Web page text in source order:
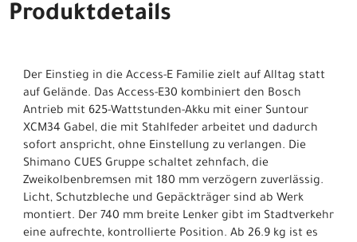
Produktdetails
Der Einstieg in die Access-E Familie zielt auf Alltag statt
auf Gelände. Das Access-E30 kombiniert den Bosch
Antrieb mit 625-Wattstunden-Akku mit einer Suntour
XCM34 Gabel, die mit Stahlfeder arbeitet und dadurch
sofort anspricht, ohne Einstellung zu verlangen. Die
Shimano CUES Gruppe schaltet zehnfach, die
Zweikolbenbremsen mit 180 mm verzögern zuverlässig.
Licht, Schutzbleche und Gepäckträger sind ab Werk
montiert. Der 740 mm breite Lenker gibt im Stadtverkehr
eine aufrechte, kontrollierte Position. Ab 26.9 kg ist es